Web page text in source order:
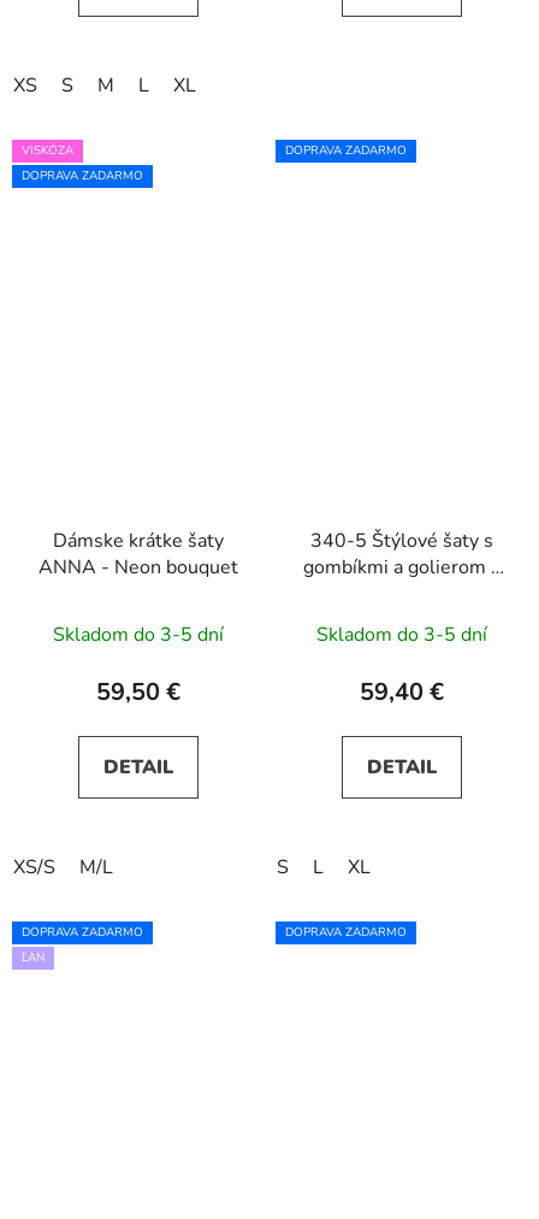
XS S M L XL
VISKÓZA
DOPRAVA ZADARMO
Dámske krátke šaty
ANNA - Neon bouquet
Skladom do 3-5 dní
59,50 €
DETAIL
XS/S M/L
DOPRAVA ZADARMO
340-5 Štýlové šaty s
gombíkmi a golierom -
Skladom do 3-5 dní
59,40 €
DETAIL
S L XL
DOPRAVA ZADARMO
ĽAN
DOPRAVA ZADARMO